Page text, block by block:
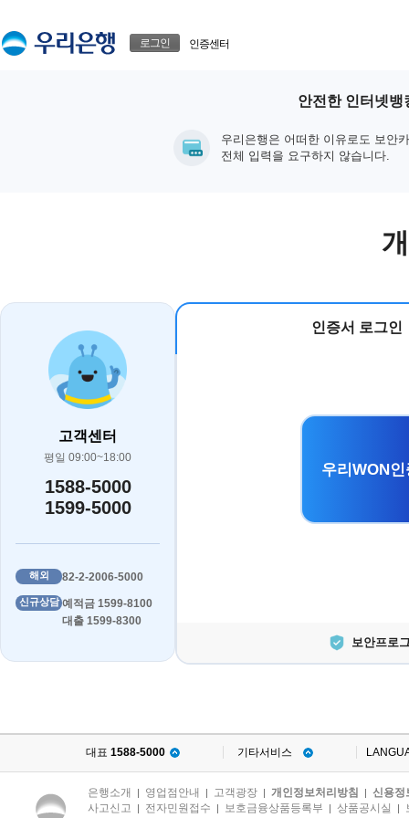
로그인 인증센터
안전한 인터넷뱅
우리은행은 어떠한 이유로도 보안
전체 입력을 요구하지 않습니다.
고객센터
평일 09:00~18:00
1588-5000
1599-5000
해외 82-2-2006-5000
신규상담 예적금 1599-8100
대출 1599-8300
인증서 로그인
우리WON
보안프로
대표 1588-5000 기타서비스
은행소개 | 영업점안내 | 고객광장 | 개인정보처리방침 | 신용정
사고신고 | 전자민원접수 | 보호금융상품등록부 | 상품공시실 |